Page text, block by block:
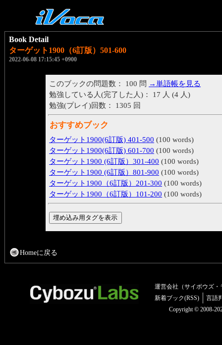
Book Detail
ターゲット1900（6訂版）501-600
2022-06-08 17:15:45 +0900
このブックの問題数： 100 問 →単語帳を見る
勉強している人(完了した人)： 17 人 (4 人)
勉強(プレイ)回数： 1305 回
おすすめブック
ターゲット1900(6訂版) 401-500 (100 words)
ターゲット1900(6訂版) 601-700 (100 words)
ターゲット1900 (6訂版）301-400 (100 words)
ターゲット1900 (6訂版）801-900 (100 words)
ターゲット1900（6訂版）201-300 (100 words)
ターゲット1900（6訂版）101-200 (100 words)
Homeに戻る
運営会社（サイボウズ・
新着ブック(RSS)
言語
Copyright © 2008-